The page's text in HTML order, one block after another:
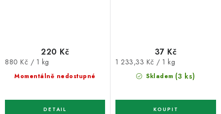
Momentálně nedostupné
220 Kč
Měrná
cena:
880 Kč / 1 kg
Skladem (3 ks)
37 Kč
Měrná
1 233,33 Kč / 1 kg